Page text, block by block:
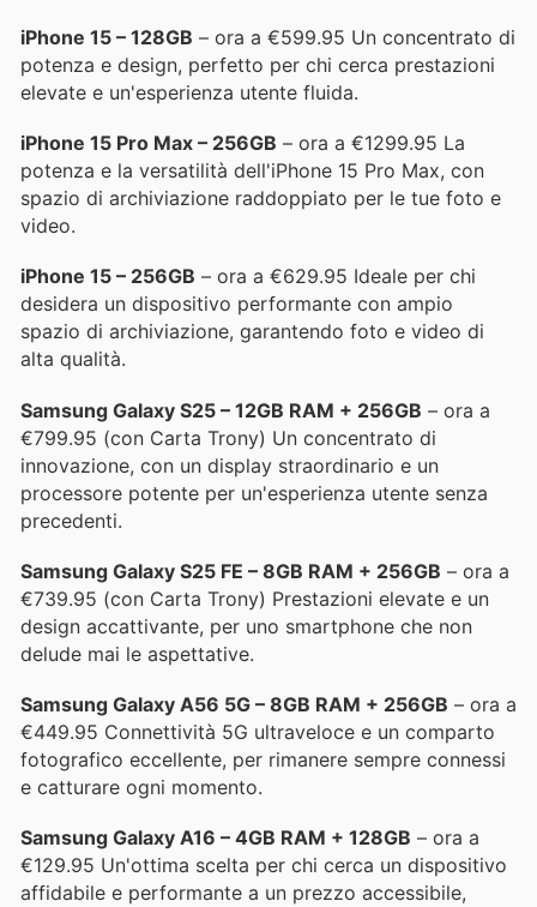
iPhone 15 – 128GB – ora a €599.95 Un concentrato di
potenza e design, perfetto per chi cerca prestazioni
elevate e un'esperienza utente fluida.
iPhone 15 Pro Max – 256GB – ora a €1299.95 La
potenza e la versatilità dell'iPhone 15 Pro Max, con
spazio di archiviazione raddoppiato per le tue foto e
video.
iPhone 15 – 256GB – ora a €629.95 Ideale per chi
desidera un dispositivo performante con ampio
spazio di archiviazione, garantendo foto e video di
alta qualità.
Samsung Galaxy S25 – 12GB RAM + 256GB – ora a
€799.95 (con Carta Trony) Un concentrato di
innovazione, con un display straordinario e un
processore potente per un'esperienza utente senza
precedenti.
Samsung Galaxy S25 FE – 8GB RAM + 256GB – ora a
€739.95 (con Carta Trony) Prestazioni elevate e un
design accattivante, per uno smartphone che non
delude mai le aspettative.
Samsung Galaxy A56 5G – 8GB RAM + 256GB – ora a
€449.95 Connettività 5G ultraveloce e un comparto
fotografico eccellente, per rimanere sempre connessi
e catturare ogni momento.
Samsung Galaxy A16 – 4GB RAM + 128GB – ora a
€129.95 Un'ottima scelta per chi cerca un dispositivo
affidabile e performante a un prezzo accessibile,